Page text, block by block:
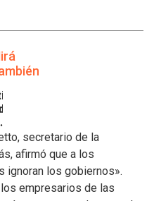
secretario de la
afirmó que a los
ignoran los gobiernos».
empresarios de las